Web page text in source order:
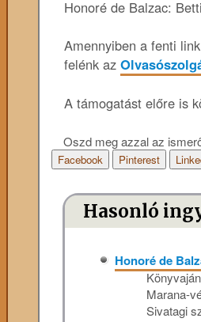
Honoré de Balzac:
Amennyiben a fenti
felénk az
A támogatást előre is
Oszd meg azzal az
Facebook Pinterest
Hasonló
Honoré de
Marana-
Sivatagi